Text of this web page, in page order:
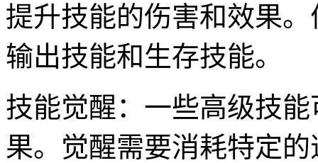
提升技能的伤害和效果
输出技能和生存技能。
技能觉醒：一些高级技
果。觉醒需要消耗特定